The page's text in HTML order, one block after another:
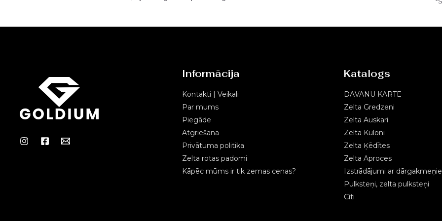
Informācija
Kontakti | Veikali
Par mums
Piegāde
Atgriešana
Privātuma politika
Zelta rotas padomi
Kāpēc mūms ir tik zemas cenas?
Katalogs
DĀVANU KARTE
Zelta Gredzeni
Zelta Auskari
Zelta Kuloni
Zelta Ķēdītes
Zelta Aproces
Izstrādājumi ar
Pulksteņi, zelta pulksteņi
Citi